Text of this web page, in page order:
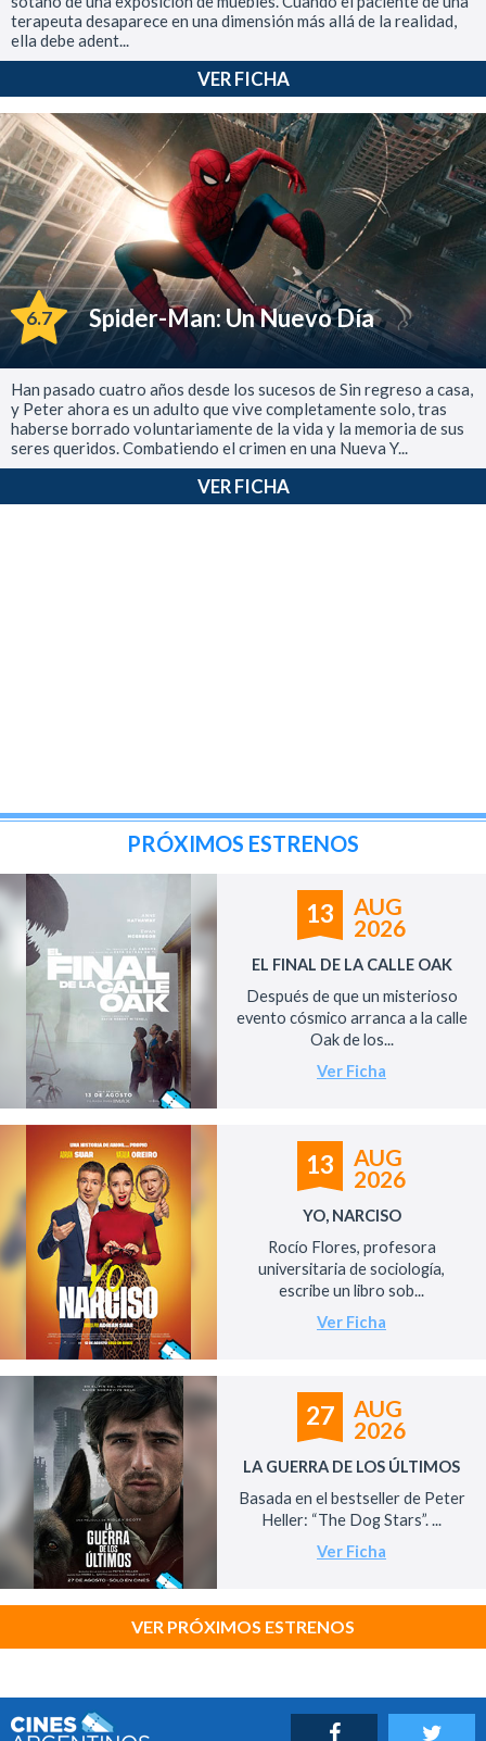
terapeuta desaparece en una dimensión más allá de la realidad,
ella debe adent...
VER FICHA
6.7 Spider-Man: Un Nuevo Día
Han pasado cuatro años desde los sucesos de Sin regreso a casa,
y Peter ahora es un adulto que vive completamente solo, tras
haberse borrado voluntariamente de la vida y la memoria de sus
seres queridos. Combatiendo el crimen en una Nueva Y...
VER FICHA
PRÓXIMOS ESTRENOS
13
AUG
2026
EL FINAL DE LA CALLE OAK
Después de que un misterioso
evento cósmico arranca a la calle
Oak de los...
Ver Ficha
13
AUG
2026
YO, NARCISO
Rocío Flores, profesora
universitaria de sociología,
escribe un libro sob...
Ver Ficha
27
AUG
2026
LA GUERRA DE LOS ÚLTIMOS
Basada en el bestseller de Peter
Heller: “The Dog Stars”. ...
Ver Ficha
VER PRÓXIMOS ESTRENOS